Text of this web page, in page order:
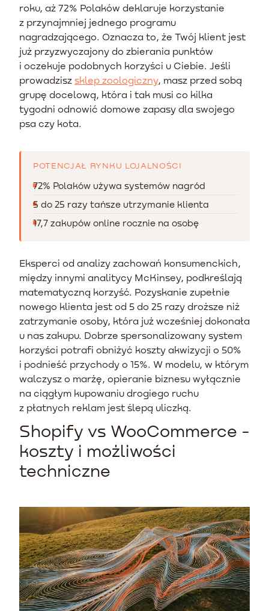
roku, aż 72% Polaków deklaruje korzystanie
z przynajmniej jednego programu
nagradzającego. Oznacza to, że Twój klient jest
już przyzwyczajony do zbierania punktów
i oczekuje podobnych korzyści u Ciebie. Jeśli
prowadzisz sklep zoologiczny, masz przed sobą
grupę docelową, która i tak musi co kilka
tygodni odnowić domowe zapasy dla swojego
psa czy kota.
POTENCJAŁ RYNKU LOJALNOŚCI
72% Polaków używa systemów nagród
5 do 25 razy tańsze utrzymanie klienta
17,7 zakupów online rocznie na osobę
Eksperci od analizy zachowań konsumenckich,
między innymi analitycy McKinsey, podkreślają
matematyczną korzyść. Pozyskanie zupełnie
nowego klienta jest od 5 do 25 razy droższe niż
zatrzymanie osoby, która już wcześniej dokonała
u nas zakupu. Dobrze spersonalizowany system
korzyści potrafi obniżyć koszty akwizycji o 50%
i podnieść przychody o 15%. W modelu, w którym
walczysz o marżę, opieranie biznesu wyłącznie
na ciągłym kupowaniu drogiego ruchu
z płatnych reklam jest ślepą uliczką.
Shopify vs WooCommerce -
koszty i możliwości
techniczne